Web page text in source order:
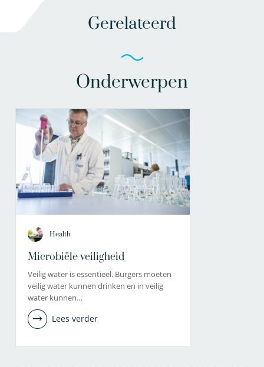
Gerelateerd
Onderwerpen
Health
Microbiële veiligheid
Veilig water is essentieel. Burgers moeten
veilig water kunnen drinken en in veilig
water kunnen…
Lees verder